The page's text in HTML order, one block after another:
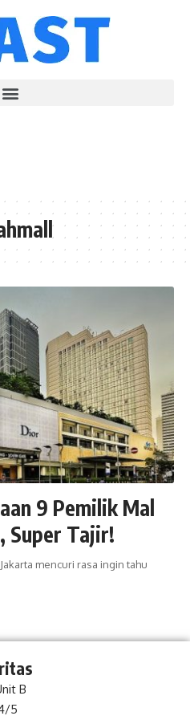
9 Pemilik Mal
Super Tajir!
mencuri rasa ingin tahu
B
5